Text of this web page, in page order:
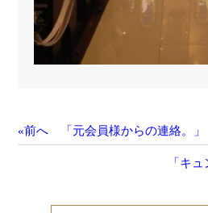
«前へ 「元会員様からの連絡。」
「キ